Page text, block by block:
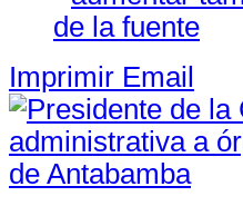
Imprimir Email